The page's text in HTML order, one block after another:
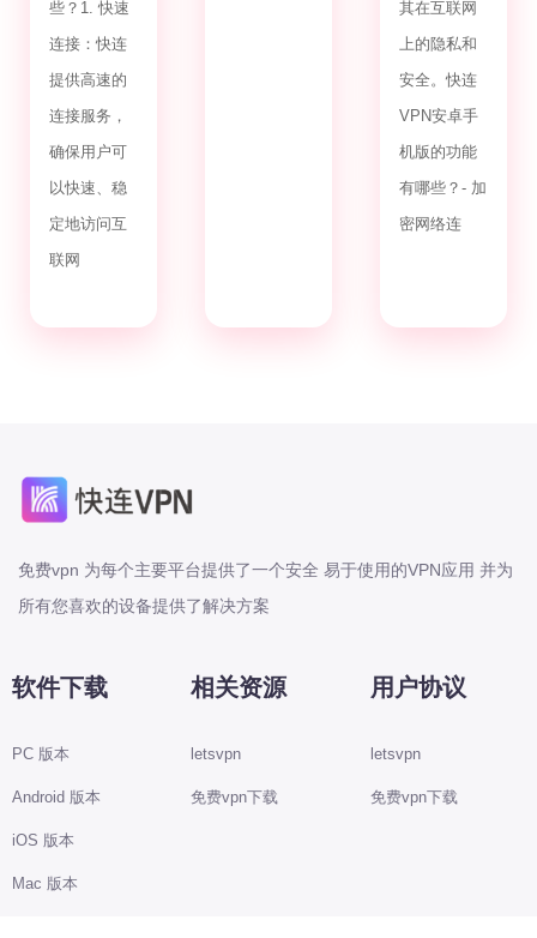
些？1. 快速
连接：快连
提供高速的
连接服务，
确保用户可
以快速、稳
定地访问互
联网
其在互联网
上的隐私和
安全。快连
VPN安卓手
机版的功能
有哪些？- 加
密网络连
免费vpn 为每个主要平台提供了一个安全 易于使用的VPN应用 并为
所有您喜欢的设备提供了解决方案
软件下载
PC 版本
Android 版本
iOS 版本
Mac 版本
相关资源
letsvpn
免费vpn下载
用户协议
letsvpn
免费vpn下载